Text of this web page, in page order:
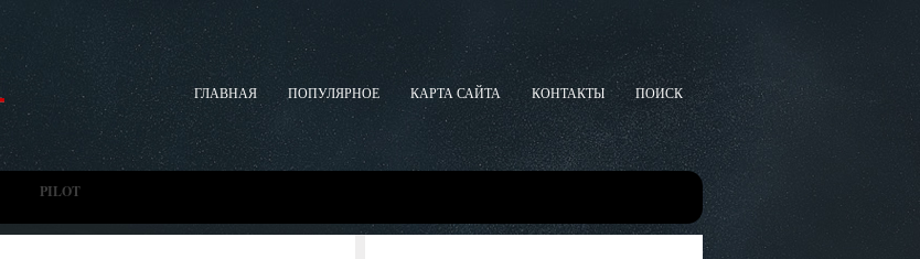
ГЛАВНАЯ ПОПУЛЯРНОЕ КАРТА САЙТА КОНТАКТЫ ПОИСК
PILOT